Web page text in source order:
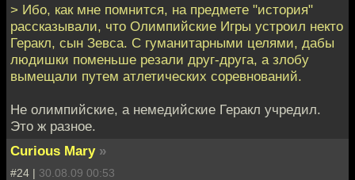
> Ибо, как мне помнится, на предмете "история"
рассказывали, что Олимпийские Игры устроил некто
Геракл, сын Зевса. С гуманитарными целями, дабы
людишки поменьше резали друг-друга, а злобу
вымещали путем атлетических соревнований.
Не олимпийские, а немедийские Геракл учредил.
Это ж разное.
Curious Mary »
#24 | 30.08.09 00:53